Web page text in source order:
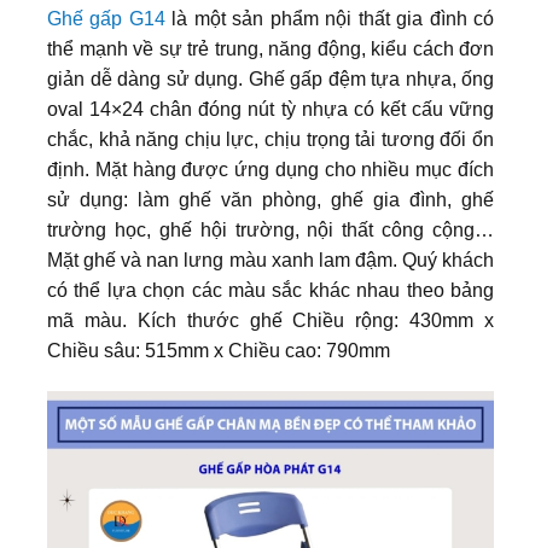
Ghế gấp G14là một sản phẩm nội thất gia đình có
thể mạnh về sự trẻ trung, năng động, kiểu cách đơn
giản dễ dàng sử dụng. Ghế gấp đệm tựa nhựa, ống
oval 14×24 chân đóng nút tỳ nhựa có kết cấu vững
chắc, khả năng chịu lực, chịu trọng tải tương đối ổn
định. Mặt hàng được ứng dụng cho nhiều mục đích
sử dụng: làm ghế văn phòng, ghế gia đình, ghế
trường học, ghế hội trường, nội thất công cộng…
Mặt ghế và nan lưng màu xanh lam đậm. Quý khách
có thể lựa chọn các màu sắc khác nhau theo bảng
mã màu. Kích thước ghế Chiều rộng: 430mm x
Chiều sâu: 515mm x Chiều cao: 790mm